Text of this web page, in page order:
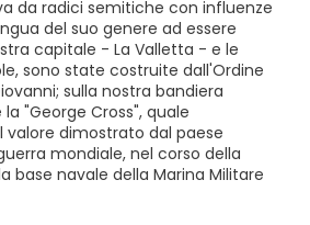
da radici semitiche con influenze
del suo genere ad essere
capitale - La Valletta - e le
sono state costruite dall'Ordine
sulla nostra bandiera
"George Cross", quale
dimostrato dal paese
mondiale, nel corso della
base navale della Marina Militare